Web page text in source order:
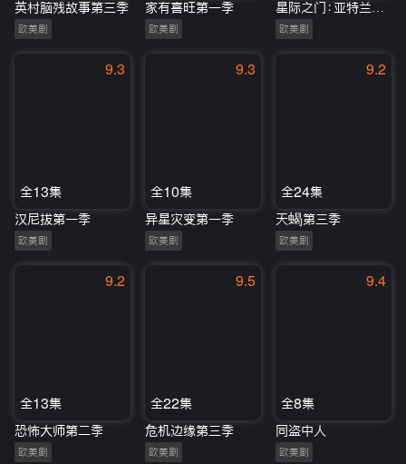
英村脑残故事第三季
欧美剧
家有喜旺第一季
欧美剧
星际之门：亚特兰蒂斯第一季
欧美剧
9.3
全13集
汉尼拔第一季
欧美剧
9.3
全10集
异星灾变第一季
欧美剧
9.2
全24集
天蝎第三季
欧美剧
9.2
全13集
恐怖大师第二季
欧美剧
9.5
全22集
危机边缘第三季
欧美剧
9.4
全8集
同盗中人
欧美剧